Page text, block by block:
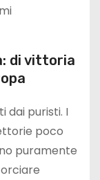
di vittoria
dai puristi. I
poco
puramente